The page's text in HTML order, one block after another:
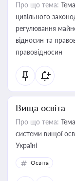
Про що тема:
цивільного
регулювання
відносин та
правовідносин
Вища освіта
Про що тема:
системи вищої
Україні
Освіта